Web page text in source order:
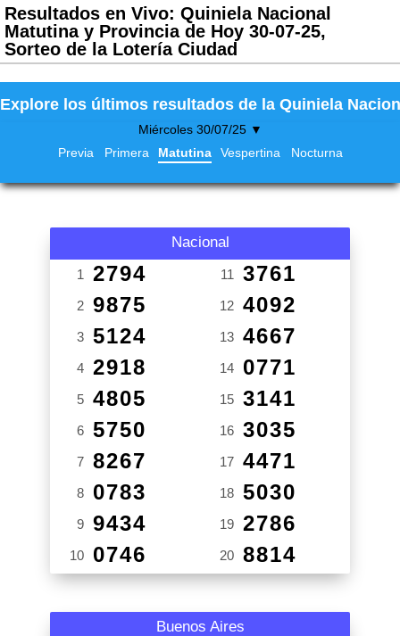
Resultados en Vivo: Quiniela Nacional
Matutina y Provincia de Hoy 30-07-25,
Sorteo de la Lotería Ciudad
Explore los últimos resultados de la Quiniela
Miércoles 30/07/25 ▼
Previa
Primera Matutina Vespertina Nocturna
Nacional
1 2794
2 9875
3 5124
4 2918
5 4805
6 5750
7 8267
8 0783
9 9434
10 0746
11 3761
12 4092
13 4667
14 0771
15 3141
16 3035
17 4471
18 5030
19 2786
20 8814
Buenos Aires